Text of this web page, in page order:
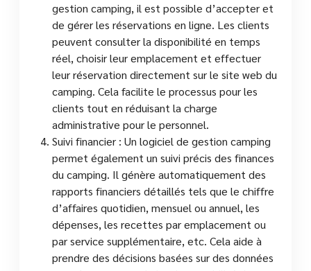
gestion camping, il est possible d’accepter et
de gérer les réservations en ligne. Les clients
peuvent consulter la disponibilité en temps
réel, choisir leur emplacement et effectuer
leur réservation directement sur le site web du
camping. Cela facilite le processus pour les
clients tout en réduisant la charge
administrative pour le personnel.
Suivi financier : Un logiciel de gestion camping
permet également un suivi précis des finances
du camping. Il génère automatiquement des
rapports financiers détaillés tels que le chiffre
d’affaires quotidien, mensuel ou annuel, les
dépenses, les recettes par emplacement ou
par service supplémentaire, etc. Cela aide à
prendre des décisions basées sur des données